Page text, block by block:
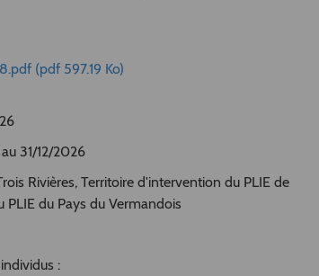
(pdf 597.19 Ko)
31/12/2026
Rivières, Territoire d'intervention du PLIE de
du Pays du Vermandois
: